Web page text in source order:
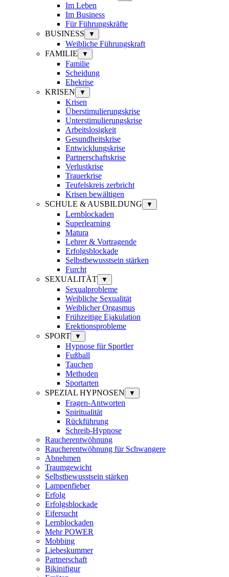
Im Leben
Im Business
Für Führungskräfte
BUSINESS
▼
Weibliche Führungskraft
FAMILIE
▼
Familie
Scheidung
Ehekrise
KRISEN
▼
Krisen
Überstimulierungskrise
Unterstimulierungskrise
Arbeitslosigkeit
Gesundheitskrise
Entwicklungskrise
Partnerschaftskrise
Verlustkrise
Trauerkrise
Teufelskreis zerbricht
Krisen bewältigen
SCHULE & AUSBILDUNG
▼
Lernblockaden
Superlearning
Matura
Lehrer & Vortragende
Erfolgsblockade
Selbstbewusstsein stärken
Furcht
SEXUALITÄT
▼
Sexualprobleme
Weibliche Sexualität
Weiblicher Orgasmus
Frühzeitige Ejakulation
Erektionsprobleme
SPORT
▼
Hypnose für Sportler
Fußball
Tauchen
Methoden
Sportarten
SPEZIAL HYPNOSEN
▼
Fragen-Antworten
Spiritualität
Rückführung
Schreib-Hypnose
Raucherentwöhnung
Raucherentwöhnung für Schwangere
Abnehmen
Traumgewicht
Selbstbewusstsein stärken
Lampenfieber
Erfolg
Erfolgsblockade
Eifersucht
Lernblockaden
Mehr POWER
Mobbing
Liebeskummer
Partnerschaft
Bikinifigur